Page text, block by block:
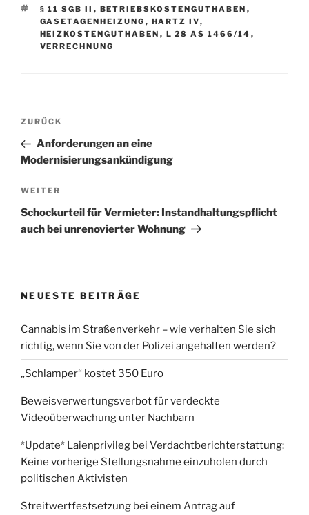
SCHLAGWÖRTER
§ 11 SGB II , BETRIEBSKOSTENGUTHABEN ,
GASETAGENHEIZUNG , HARTZ IV,
HEIZKOSTENGUTHABEN , L 28 AS 1466/14 ,
VERRECHNUNG
Post
Vorheriger
Beitrag
ZURÜCK
Anforderungen an eine
Modernisierungsankündigung
Nächster
Beitrag
WEITER
Schockurteil für Vermieter: Instandhaltungspflicht
auch bei unrenovierter Wohnung
NEUESTE BEITRÄGE
Cannabis im Straßenverkehr – wie verhalten Sie sich
richtig, wenn Sie von der Polizei angehalten werden?
„Schlamper“ kostet 350 Euro
Beweisverwertungsverbot für verdeckte
Videoüberwachung unter Nachbarn
*Update* Laienprivileg bei Verdachtberichterstattung:
Keine vorherige Stellungsnahme einzuholen durch
politischen Aktivisten
Streitwertfestsetzung bei einem Antrag auf